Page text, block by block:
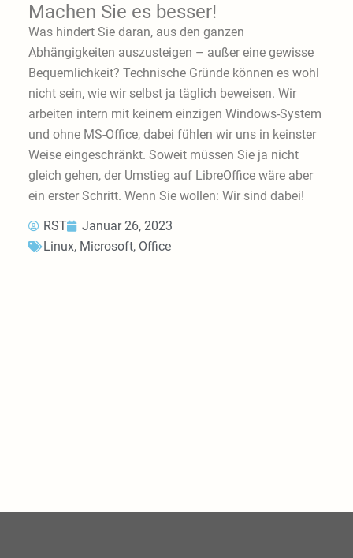
Machen Sie es besser!
Was hindert Sie daran, aus den ganzen
Abhängigkeiten auszusteigen – außer eine gewisse
Bequemlichkeit? Technische Gründe können es wohl
nicht sein, wie wir selbst ja täglich beweisen. Wir
arbeiten intern mit keinem einzigen Windows-System
und ohne MS-Office, dabei fühlen wir uns in keinster
Weise eingeschränkt. Soweit müssen Sie ja nicht
gleich gehen, der Umstieg auf LibreOffice wäre aber
ein erster Schritt. Wenn Sie wollen: Wir sind dabei!
RST
Januar 26, 2023
Linux, Microsoft, Office